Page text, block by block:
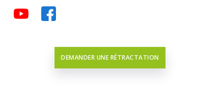
DEMANDER UNE RÉTRACTATION